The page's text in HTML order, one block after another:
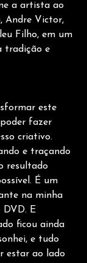
a artista ao
Andre Victor,
Filho, em um
tradição e
este
fazer
criativo.
e traçando
resultado
É um
na minha
DVD. E
ficou ainda
e tudo
estar ao lado